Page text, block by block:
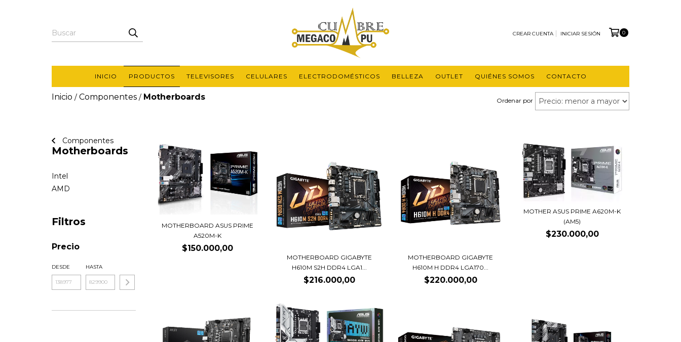
CREAR CUENTA INICIAR SESIÓN 0
INICIO PRODUCTOS TELEVISORES CELULARES ELECTRODOMÉSTICOS BELLEZA OUTLET QUIÉNES SOMOS CONTACTO
Inicio / Componentes / Motherboards Ordenar por
Componentes
Motherboards
Intel
AMD
Filtros
Precio
DESDE HASTA
MOTHERBOARD ASUS PRIME
A520M-K
$150.000,00
MOTHERBOARD GIGABYTE
H610M S2H DDR4 LGA1...
$216.000,00
MOTHERBOARD GIGABYTE
H610M H DDR4 LGA170...
$220.000,00
MOTHER ASUS PRIME A620M-K
(AM5)
$230.000,00